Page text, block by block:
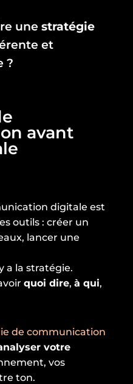
une stratégie
et
?
avant
digitale est
outils : créer un
lancer une
a la stratégie.
quoi dire, à qui,
de communication
votre
vos
ton.